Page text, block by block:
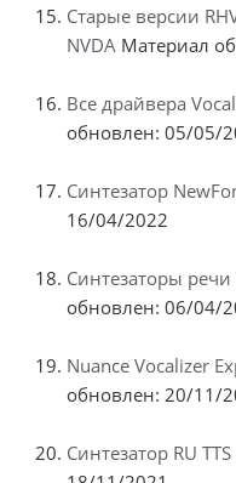
Старые версии
NVDA Материал
Все драйвера
обновлен: 05/05/
Синтезатор
16/04/2022
Синтезаторы речи
обновлен: 06/04/
Nuance Vocalizer
обновлен: 20/11/
Синтезатор RU TTS